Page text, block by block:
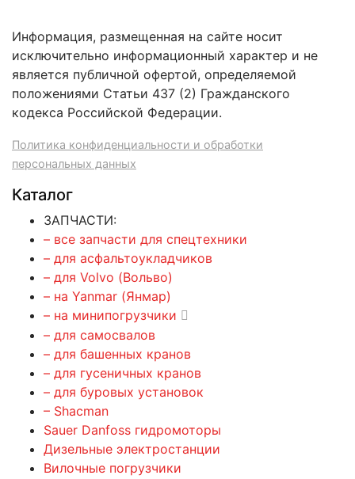
Информация, размещенная на сайте носит
исключительно информационный характер и не
является публичной офертой, определяемой
положениями Статьи 437 (2) Гражданского
кодекса Российской Федерации.
Политика конфиденциальности и обработки
персональных данных
Каталог
ЗАПЧАСТИ:
– все запчасти для спецтехники
– для асфальтоукладчиков
– для Volvo (Вольво)
– на Yanmar (Янмар)
– на минипогрузчики
– для самосвалов
– для башенных кранов
– для гусеничных кранов
– для буровых установок
– Shacman
Sauer Danfoss гидромоторы
Дизельные электростанции
Вилочные погрузчики